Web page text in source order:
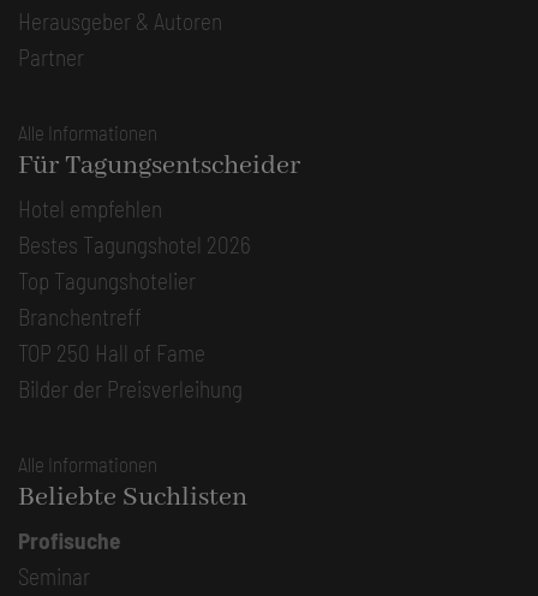
Herausgeber & Autoren
Partner
Alle Informationen
Für Tagungsentscheider
Hotel empfehlen
Bestes Tagungshotel 2026
Top Tagungshotelier
Branchentreff
TOP 250 Hall of Fame
Bilder der Preisverleihung
Alle Informationen
Beliebte Suchlisten
Profisuche
Seminar